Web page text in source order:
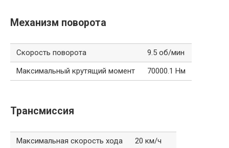
Механизм поворота
Скорость поворота
9.5 об/мин
Максимальный крутящий момент
70000.1 Нм
Трансмиссия
Максимальная скорость хода
20 км/ч